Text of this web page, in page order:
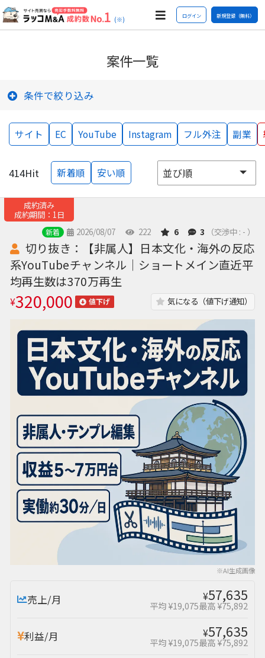
(※) ログイン 新規登録（無料）
案件一覧
条件で絞り込み
サイト EC YouTube Instagram フル外注 副業
414Hit 新着順 安い順
成約済み
成約期間：1日
新着 2026/08/07 222 6 3 （交渉中 : - ）
※AI生成画像
切り抜き：【非属人】日本文化・海外の反応
系YouTubeチャンネル｜ショートメイン直近平
均再生数は370万再生
¥320,000 値下げ 気になる（値下げ通知）
売上/月 ¥57,635
平均 ¥19,075最高 ¥75,892
利益/月 ¥57,635
平均 ¥19,075最高 ¥75,892